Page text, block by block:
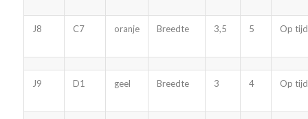
J8 C7 oranje Breedte 3,5 5 Op tijd
J9 D1 geel Breedte 3 4 Op tijd